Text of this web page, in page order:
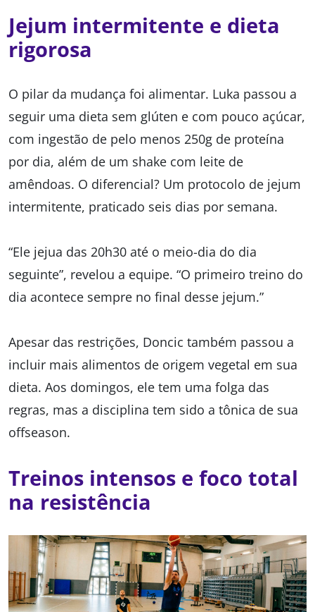
Jejum intermitente e dieta
rigorosa
O pilar da mudança foi alimentar. Luka passou a
seguir uma dieta sem glúten e com pouco açúcar,
com ingestão de pelo menos 250g de proteína
por dia, além de um shake com leite de
amêndoas. O diferencial? Um protocolo de jejum
intermitente, praticado seis dias por semana.
“Ele jejua das 20h30 até o meio-dia do dia
seguinte”, revelou a equipe. “O primeiro treino do
dia acontece sempre no final desse jejum.”
Apesar das restrições, Doncic também passou a
incluir mais alimentos de origem vegetal em sua
dieta. Aos domingos, ele tem uma folga das
regras, mas a disciplina tem sido a tônica de sua
offseason.
Treinos intensos e foco total
na resistência